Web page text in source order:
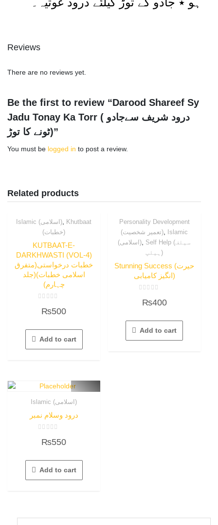
Reviews
There are no reviews yet.
Be the first to review “Darood Shareef Sy
Jadu Tonay Ka Torr ( درود شریف سےجادو
ٹونے کا توڑ)”
You must be logged in to post a review.
Related products
Islamic (اسلامی) Khutbaat
(خطبات)
KUTBAAT-E-
DARKHWASTI (VOL-4)
خطبات درخواستی(متفرق
اسلامی خطبات)(جلد
چہارم)
out
5
₨500
Add to cart
Personality Development
(تعمیر شخصیت) Islamic
(اسلامی) Self Help (سیلف
ہیلپ)
Stunning Success (حیرت
انگیز کامیابی)
out
5
₨400
Add to cart
Islamic (اسلامی)
درود وسلام نمبر
out
5
₨550
Add to cart